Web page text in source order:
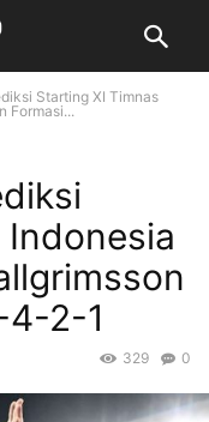
Starting XI Timnas
Formasi...
4-2-1
0
329